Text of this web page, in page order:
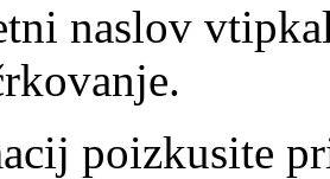
naslov
poizkusite